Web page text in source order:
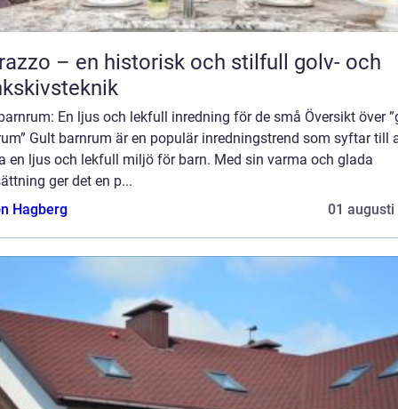
– en historisk och stilfull golv- och
En ljus och lekfull inredning för de små Översikt över
Gult barnrum är en populär inredningstrend som syftar till
en ljus och lekfull miljö för barn. Med sin varma och glada
ger det en p...
Hagberg
01 augusti